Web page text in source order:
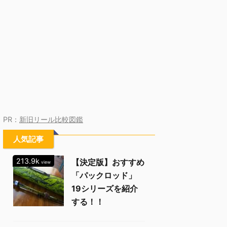
PR： 新旧リール比較図鑑
人気記事
213.9k view
【決定版】おすすめ
「パックロッド」
19シリーズを紹介
する！！